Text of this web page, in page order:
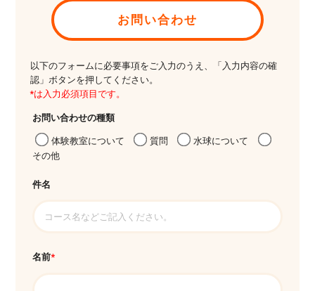
お問い合わせ
以下のフォームに必要事項をご入力のうえ、「入力内容の確
認」ボタンを押してください。
*は入力必須項目です。
お問い合わせの種類
体験教室について 質問
水球について
その他
件名
名前*